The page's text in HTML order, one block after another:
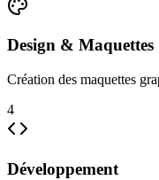
Design & Maquettes
Création des maquettes
4
Développement